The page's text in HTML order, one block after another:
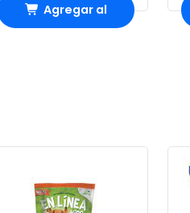
Agregar al